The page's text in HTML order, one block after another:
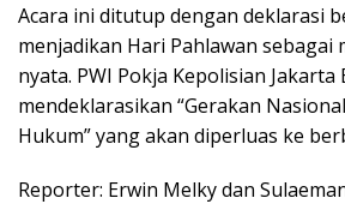
Acara ini ditutup dengan deklarasi
menjadikan Hari Pahlawan sebagai
nyata. PWI Pokja Kepolisian Jakarta
mendeklarasikan “Gerakan
Hukum” yang akan diperluas ke
Reporter: Erwin Melky dan